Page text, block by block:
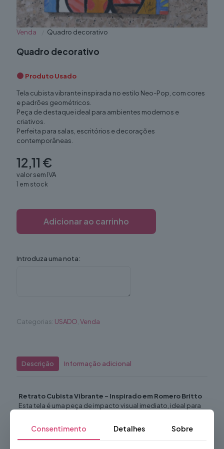
Venda Quadro decorativo
Quadro decorativo
Produto Usado
Tela cubista vibrante inspirada no estilo Neo-Pop, com cores
e padrões geométricos.
Peça de destaque ideal para ambientes modernos e
criativos.
Perfeita para salas, escritórios e decorações
contemporâneas.
12,11 €
valor sem IVA
1 em stock
Adicionar ao carrinho
Introduza uma nota:
Categorias: USADO Venda
Descrição Informação adicional
Retrato Cubista Vibrante – Inspirado em Romero Britto
Esta tela é uma peça de impacto visual imediato, ideal para
alegria.
Estilo:Neo-Pop Cubista.
Consentimento Detalhes Sobre